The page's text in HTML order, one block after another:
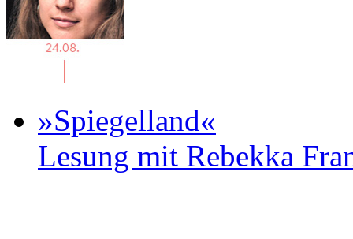
»Spiegelland«
Lesung mit Rebekka